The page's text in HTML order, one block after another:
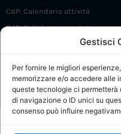
Gestisci
Per fornire le migliori
memorizzare e/o accedere alle
queste tecnologie ci
di navigazione o ID unici su
consenso può influire
CdP: Calendario attività
CdP: Collabora e contatti
© Tutti